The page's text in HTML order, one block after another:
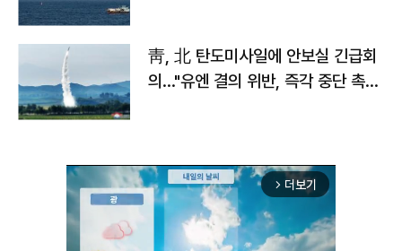
靑, 北 탄도미사일에 안보실 긴급회
의…"유엔 결의 위반, 즉각 중단 촉
arrow_forward_ios 더보기